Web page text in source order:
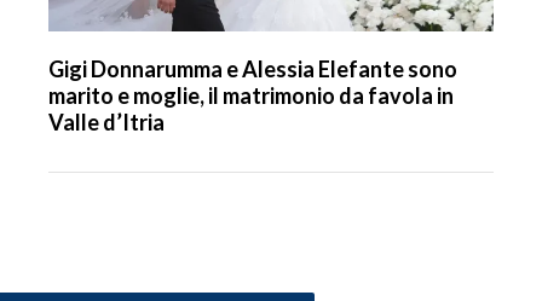
Gigi Donnarumma e Alessia Elefante sono
marito e moglie, il matrimonio da favola in
Valle d’Itria